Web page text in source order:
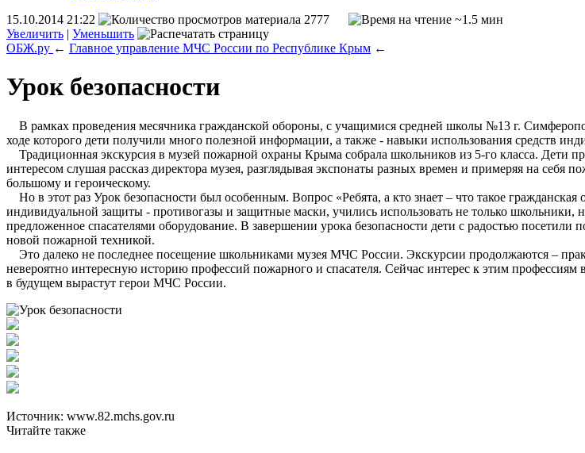
15.10.2014 21:22
2777
~1.5 мин
Увеличить | Уменьшить
ОБЖ.ру ← Главное управление МЧС России по Республике Крым ←
Урок безопасности
В рамках проведения месячника гражданской обороны, с учащимися средней школы №13 г.
ходе которого дети получили много полезной информации, а также - навыки использования средств
Традиционная экскурсия в музей пожарной охраны Крыма собрала школьников из 5-го класса.
интересом слушая рассказ директора музея, разглядывая экспонаты разных времен и примеряя на
большому и героическому.
Но в этот раз Урок безопасности был особенным. Вопрос «Ребята, а кто знает – что такое
индивидуальной защиты - противогазы и защитные маски, учились использовать не только школьники,
предложенное спасателями оборудование. В завершении урока безопасности дети с радостью
новой пожарной техникой.
Это далеко не последнее посещение школьниками музея МЧС России. Экскурсии продолжаются –
невероятно интересную историю профессий пожарного и спасателя. Сейчас интерес к этим
в будущем вырастут герои МЧС России.
Источник: www.82.mchs.gov.ru
Читайте также